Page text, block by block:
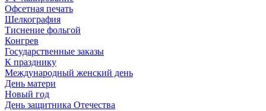
Офсетная печать
Шелкография
Тиснение фольгой
Конгрев
Государственные заказы
К празднику
Международный женский день
День матери
Новый год
День защитника Отечества